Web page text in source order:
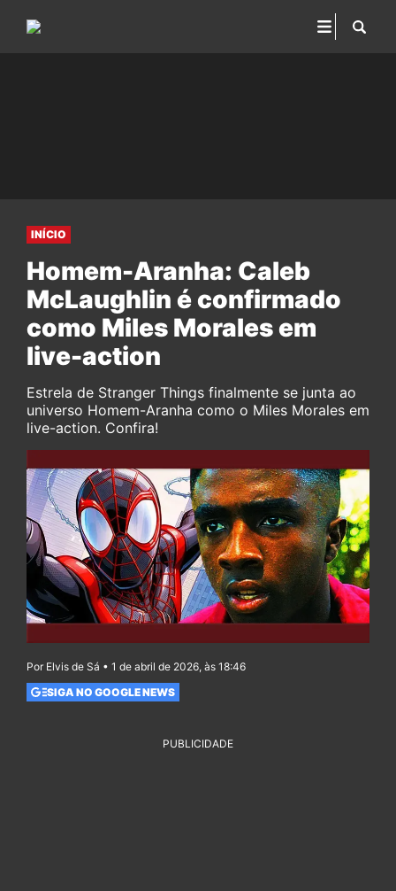
INÍCIO
Homem-Aranha: Caleb
McLaughlin é confirmado
como Miles Morales em
live-action
Estrela de Stranger Things finalmente se junta ao
universo Homem-Aranha como o Miles Morales em
live-action. Confira!
Por Elvis de Sá • 1 de abril de 2026, às 18:46
SIGA NO GOOGLE NEWS
PUBLICIDADE